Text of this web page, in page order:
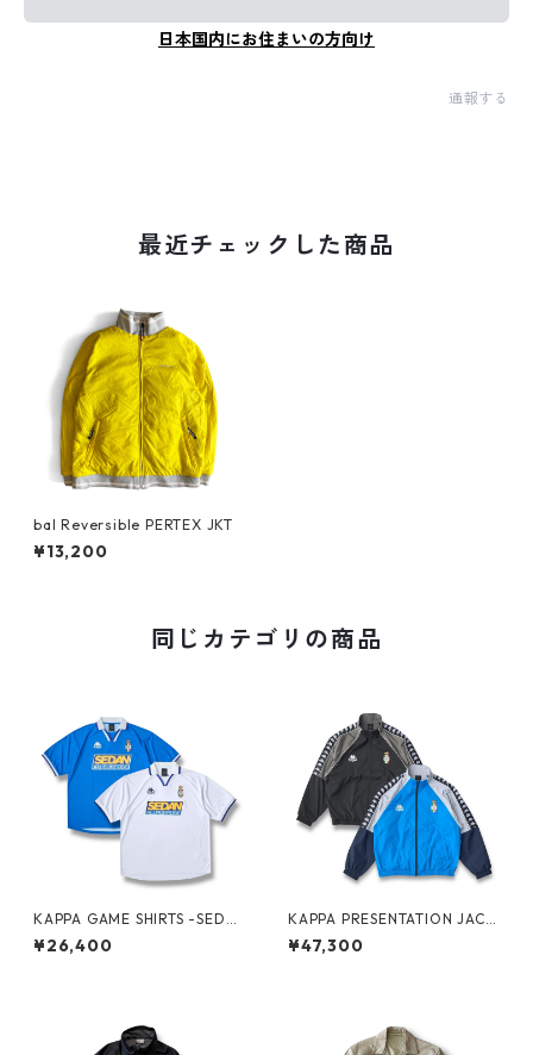
日本国内にお住まいの方向け
通報する
最近チェックした商品
bal Reversible PERTEX JKT
¥13,200
同じカテゴリの商品
KAPPA GAME SHIRTS -SEDA
N ALL-PURPOSE-
¥26,400
KAPPA PRESENTATION JACK
ET -SEDAN ALL-PURPOSE-
¥47,300